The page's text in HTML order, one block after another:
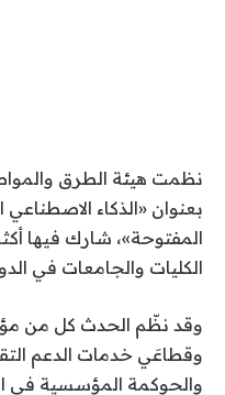
نظمت هيئة الطرق
بعنوان «الذكاء الاصطناعي
الكليات والجامعات في
وقد نظّم الحدث كل من
وقطاعَي خدمات الدعم
والحوكمة المؤسسية في